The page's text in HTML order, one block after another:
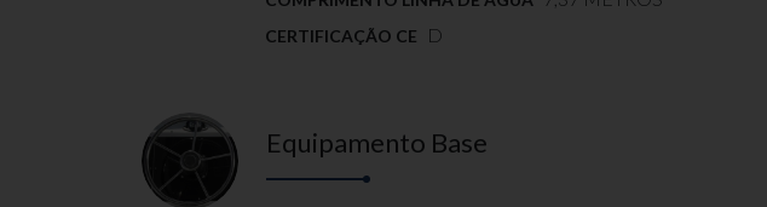
CERTIFICAÇÃO CE D
Equipamento Base